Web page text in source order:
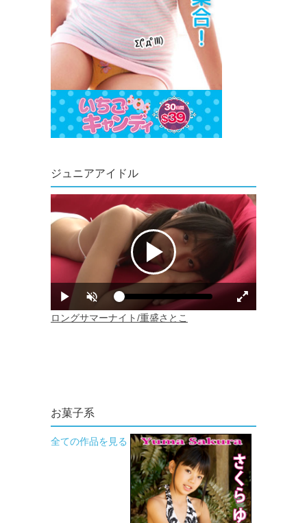
ジュニアアイドル
お菓子系
全ての作品を見る